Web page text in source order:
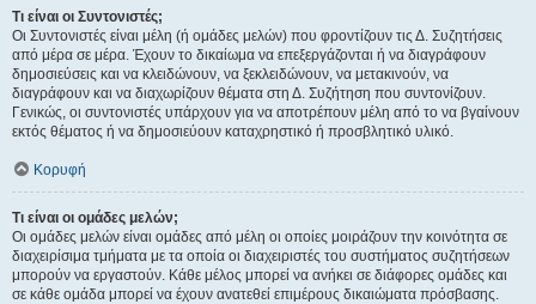
Τι είναι οι Συντονιστές;
Οι Συντονιστές είναι μέλη (ή ομάδες μελών) που φροντίζουν τις Δ. Συζητήσεις
από μέρα σε μέρα. Έχουν το δικαίωμα να επεξεργάζονται ή να διαγράφουν
δημοσιεύσεις και να κλειδώνουν, να ξεκλειδώνουν, να μετακινούν, να
διαγράφουν και να διαχωρίζουν θέματα στη Δ. Συζήτηση που συντονίζουν.
Γενικώς, οι συντονιστές υπάρχουν για να αποτρέπουν μέλη από το να βγαίνουν
εκτός θέματος ή να δημοσιεύουν καταχρηστικό ή προσβλητικό υλικό.
Κορυφή
Τι είναι οι ομάδες μελών;
Οι ομάδες μελών είναι ομάδες από μέλη οι οποίες μοιράζουν την κοινότητα σε
διαχειρίσιμα τμήματα με τα οποία οι διαχειριστές του συστήματος συζητήσεων
μπορούν να εργαστούν. Κάθε μέλος μπορεί να ανήκει σε διάφορες ομάδες και
σε κάθε ομάδα μπορεί να έχουν ανατεθεί επιμέρους δικαιώματα πρόσβασης.